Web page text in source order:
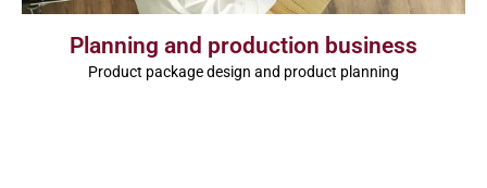
Planning and production business
Product package design and product planning